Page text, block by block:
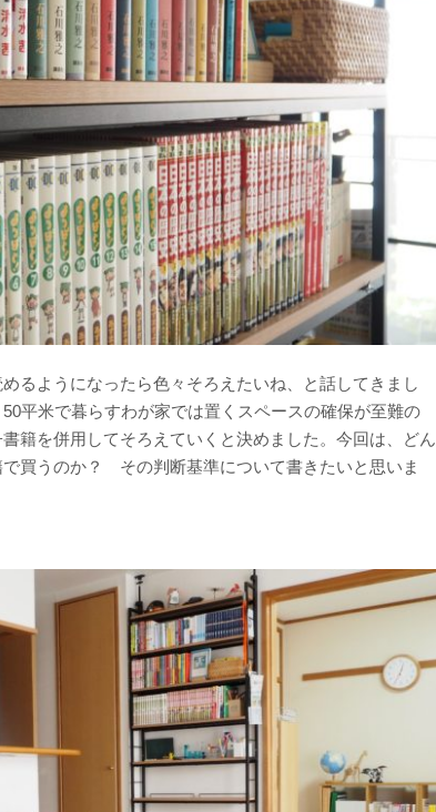
るようになったら色々そろえたいね、と話してきまし
平米で暮らすわが家では置くスペースの確保が至難の
籍を併用してそろえていくと決めました。今回は、どん
買うのか？ その判断基準について書きたいと思いま